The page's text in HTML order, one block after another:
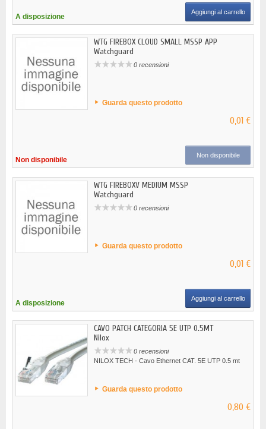
A disposizione
Aggiungi al carrello
WTG FIREBOX CLOUD SMALL MSSP APP
Watchguard
0 recensioni
Guarda questo prodotto
0,01 €
Non disponibile
Non disponibile
WTG FIREBOXV MEDIUM MSSP
Watchguard
0 recensioni
Guarda questo prodotto
0,01 €
A disposizione
Aggiungi al carrello
CAVO PATCH CATEGORIA 5E UTP 0.5MT
Nilox
0 recensioni
NILOX TECH - Cavo Ethernet CAT. 5E UTP 0.5 mt
Guarda questo prodotto
0,80 €